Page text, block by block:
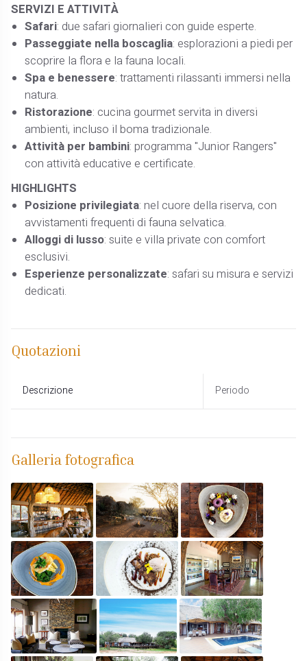
SERVIZI E ATTIVITÀ
Safari: due safari giornalieri con guide esperte.
Passeggiate nella boscaglia: esplorazioni a piedi per
scoprire la flora e la fauna locali.
Spa e benessere: trattamenti rilassanti immersi nella
natura.
Ristorazione: cucina gourmet servita in diversi
ambienti, incluso il boma tradizionale.
Attività per bambini: programma "Junior Rangers"
con attività educative e certificate. ​
HIGHLIGHTS
Posizione privilegiata: nel cuore della riserva, con
avvistamenti frequenti di fauna selvatica.
Alloggi di lusso: suite e villa private con comfort
esclusivi.
Esperienze personalizzate: safari su misura e servizi
dedicati.
Quotazioni
Descrizione Periodo
Galleria fotografica